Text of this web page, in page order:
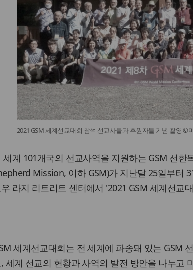
2021 GSM 세계선교대회 참석 선교사들과 후원자들 기념 촬영 ©
세계 101개국의 선교사역을 지원하는 GSM 선
Mission, 이하 GSM)가 지난달 25일부터
라지 리트리트 센터에서 '2021 GSM 세계선교
세계선교대회는 전 세계에 파송돼 있는 GSM
세계 선교의 현황과 사역의 발전 방안을 나누고